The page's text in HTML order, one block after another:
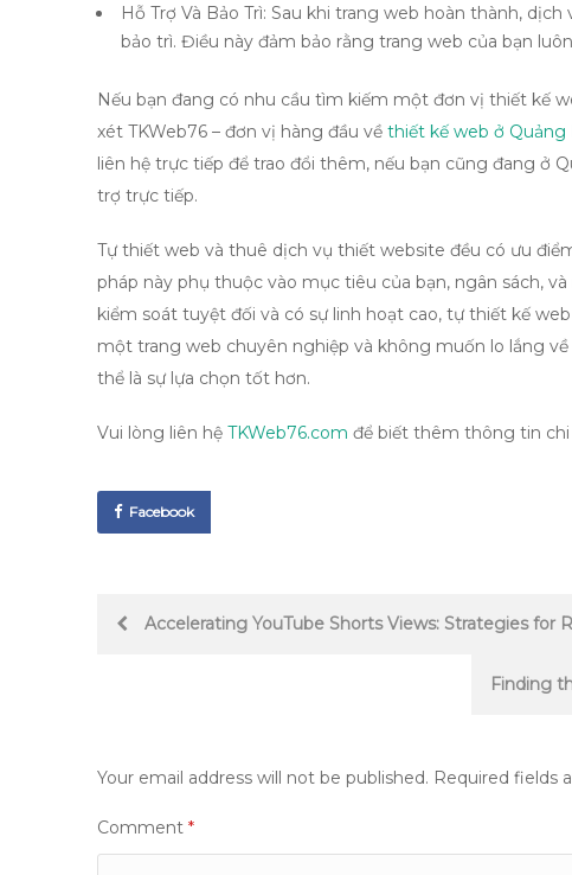
Hỗ Trợ Và Bảo Trì: Sau khi trang web hoàn thành,
bảo trì. Điều này đảm bảo rằng trang web của bạn
Nếu bạn đang có nhu cầu tìm kiếm một đơn vị thiết kế
xét TKWeb76 – đơn vị hàng đầu về thiết kế web ở Quảng
liên hệ trực tiếp để trao đổi thêm, nếu bạn cũng đang ở
trợ trực tiếp.
Tự thiết web và thuê dịch vụ thiết website đều có ưu
pháp này phụ thuộc vào mục tiêu của bạn, ngân sách,
kiểm soát tuyệt đối và có sự linh hoạt cao, tự thiết kế
một trang web chuyên nghiệp và không muốn lo lắng
thể là sự lựa chọn tốt hơn.
Vui lòng liên hệ TKWeb76.com để biết thêm thông tin chi
Facebook
PostAccelerating YouTube Shorts Views: Strategies for
Finding
Your email address will not be published. Required fields
Comment *